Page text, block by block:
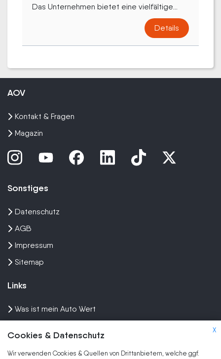
Das Unternehmen bietet eine vielfältige...
Details
X
Cookies & Datenschutz
Wir verwenden Cookies & Quellen von Drittanbietern, welche ggf.
AOV
Kontakt & Fragen
Magazin
Sonstiges
Datenschutz
AGB
Impressum
Sitemap
Links
Was ist mein Auto Wert